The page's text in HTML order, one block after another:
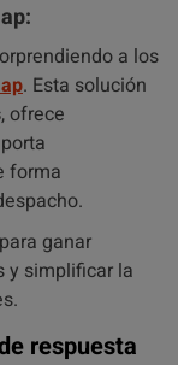
a los
. Esta solución
, ofrece
forma
ganar
y simplificar la
respuesta